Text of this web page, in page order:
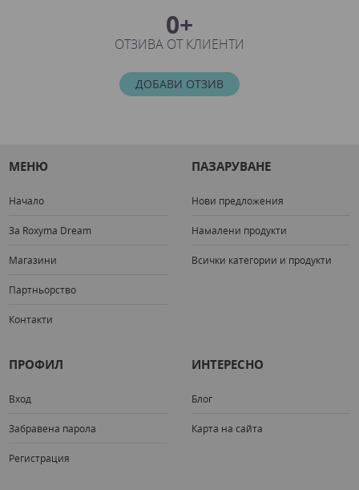
0+
ОТЗИВА ОТ КЛИЕНТИ
ДОБАВИ ОТЗИВ
МЕНЮ
Начало
За Roxyma Dream
Магазини
Партньорство
Контакти
ПАЗАРУВАНЕ
Нови предложения
Намалени продукти
Всички категории и продукти
ПРОФИЛ
Вход
Забравена парола
Регистрация
ИНТЕРЕСНО
Блог
Карта на сайта